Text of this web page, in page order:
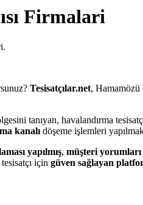
Firmalari
Tesisatçılar.net, Hamamözü
tanıyan, havalandırma
kanalı döşeme işlemleri
yapılmış, müşteri yorumları
için güven sağlayan